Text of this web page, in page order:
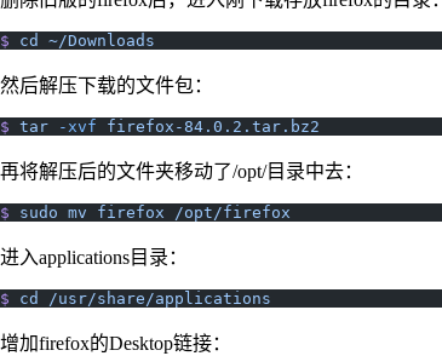
$ cd ~/Downloads
然后解压下载的文件包：
$ tar -xvf firefox-84.0.2.tar.bz2
再将解压后的文件夹移动了/opt/目录中去：
$ sudo mv firefox /opt/firefox
进入applications目录：
$ cd /usr/share/applications
增加firefox的Desktop链接：